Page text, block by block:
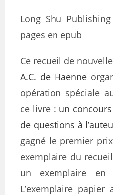
Long Shu
pages en epub
Ce recueil de
A.C. de Haenne
opération spéciale
ce livre : un concours
de questions à
gagné le premier
exemplaire du
un exemplaire en
L’exemplaire